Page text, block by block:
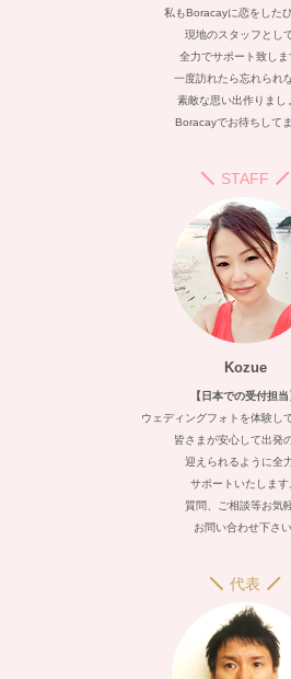
私もBoracayに恋をしたひ
現地のスタッフとして
全力でサポート致し
一度訪れたら忘れられ
素敵な思い出作りまし
Boracayでお待ちして
STAFF
Kozue
【日本での受付担当
ウェディングフォトを体験し
皆さまが安心して出発
迎えられるように全
サポートいたします
質問、ご相談等お気
お問い合わせ下さ
代表